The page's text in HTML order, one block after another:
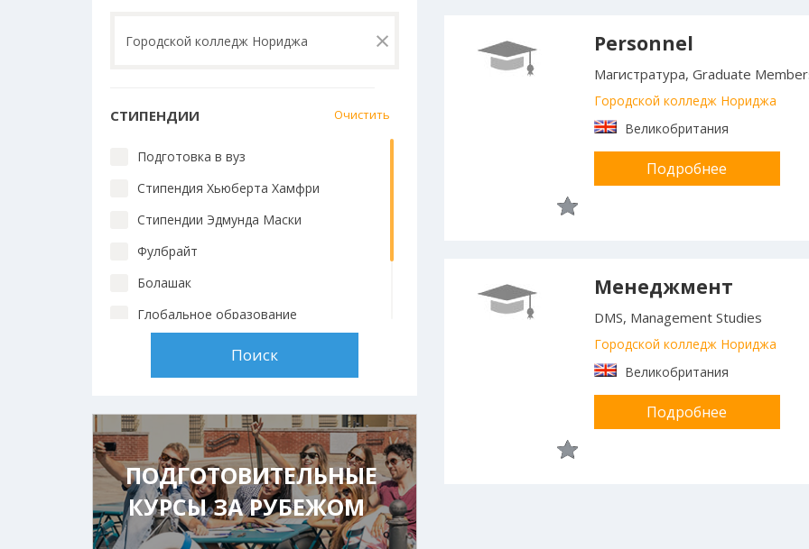
×
СТИПЕНДИИ Очистить
Подготовка в вуз
Стипендия Хьюберта Хамфри
Стипендии Эдмунда Маски
Фулбрайт
Болашак
Глобальное образование
Стипендии вузов
ПОДГОТОВИТЕЛЬНЫЕ
КУРСЫ ЗА РУБЕЖОМ
Personnel
Магистратура, Graduate
Городской колледж Нориджа
Великобритания
Подробнее
Менеджмент
DMS, Management Studies
Городской колледж Нориджа
Великобритания
Подробнее